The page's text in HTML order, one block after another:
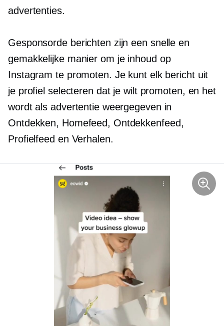
advertenties.
Gesponsorde berichten zijn een snelle en
gemakkelijke manier om je inhoud op
Instagram te promoten. Je kunt elk bericht uit
je profiel selecteren dat je wilt promoten, en het
wordt als advertentie weergegeven in
Ontdekken, Homefeed, Ontdekkenfeed,
Profielfeed en Verhalen.